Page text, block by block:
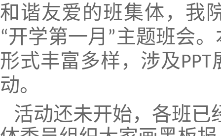
和谐友爱的班集体，我
“开学第一月 ”主题班会
形式丰富多样，涉及PPT
动。
活动还未开始，各班已